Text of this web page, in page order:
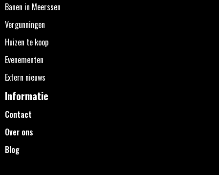
Banen in Meerssen
Vergunningen
Huizen te koop
Evenementen
Extern nieuws
Informatie
Contact
Over ons
Blog